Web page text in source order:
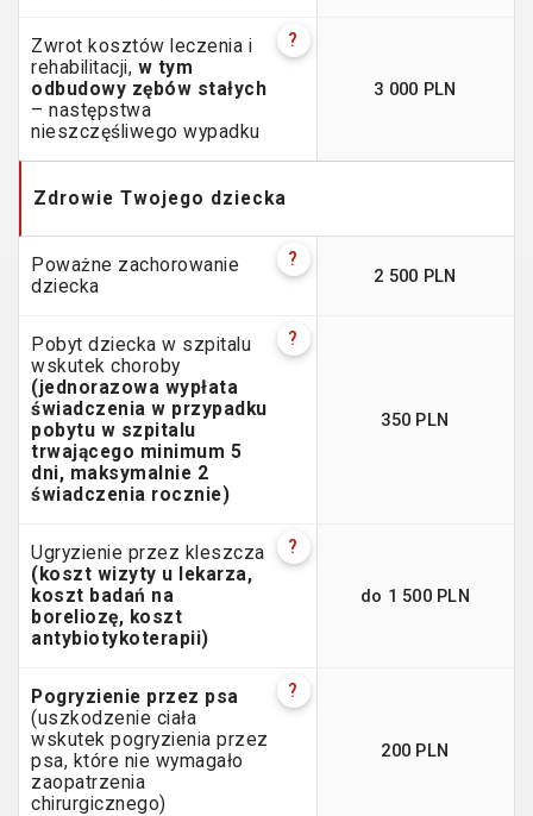
Zwrot kosztów leczenia i
rehabilitacji, w tym
odbudowy zębów stałych
– następstwa
nieszczęśliwego wypadku
?
3 000 PLN
Zdrowie Twojego dziecka
Poważne zachorowanie
dziecka
?
2 500 PLN
Pobyt dziecka w szpitalu
wskutek choroby
(jednorazowa wypłata
świadczenia w przypadku
pobytu w szpitalu
trwającego minimum 5
dni, maksymalnie 2
świadczenia rocznie)
?
350 PLN
Ugryzienie przez kleszcza
(koszt wizyty u lekarza,
koszt badań na
boreliozę, koszt
antybiotykoterapii)
?
do 1 500 PLN
Pogryzienie przez psa
(uszkodzenie ciała
wskutek pogryzienia przez
psa, które nie wymagało
zaopatrzenia
chirurgicznego)
?
200 PLN